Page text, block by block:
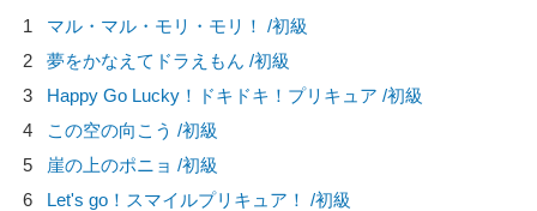
1
マル・マル・モリ・モリ！ /初級
2
夢をかなえてドラえもん /初級
3
Happy Go Lucky！ドキドキ！プリキュア /初級
4
この空の向こう /初級
5
崖の上のポニョ /初級
6
Let's go！スマイルプリキュア！ /初級